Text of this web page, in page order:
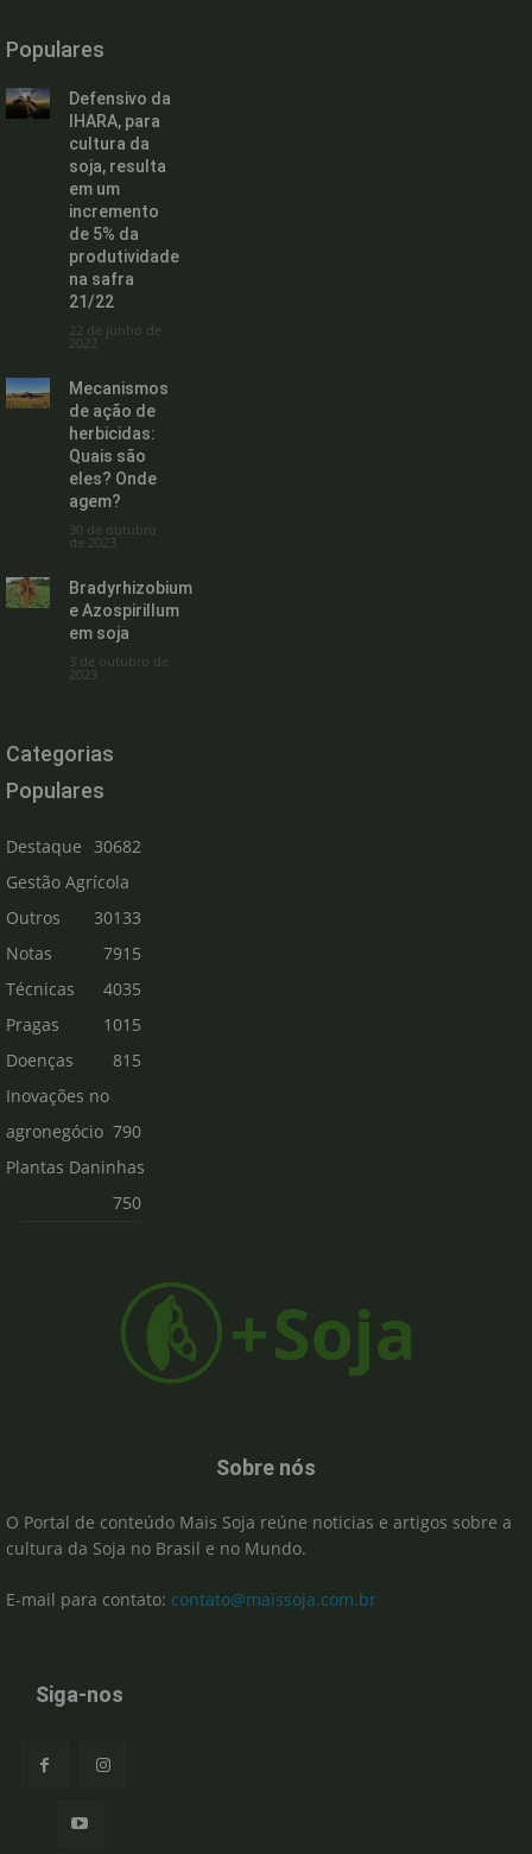
Populares
Defensivo da
IHARA, para
cultura da
soja, resulta
em um
incremento
de 5% da
produtividade
na safra
21/22
22 de junho de
2022
Mecanismos
de ação de
herbicidas:
Quais são
eles? Onde
agem?
30 de outubro
de 2023
Bradyrhizobium
e Azospirillum
em soja
3 de outubro de
2023
Categorias
Populares
Destaque
30682
Gestão Agrícola
30133
Outros
7915
Notas
Técnicas
4035
Pragas
1015
Doenças
815
Inovações no
agronegócio 790
Plantas Daninhas
750
Sobre nós
O Portal de conteúdo Mais Soja reúne noticias e artigos sobre a
cultura da Soja no Brasil e no Mundo.
E-mail para contato: contato@maissoja.com.br
Siga-nos